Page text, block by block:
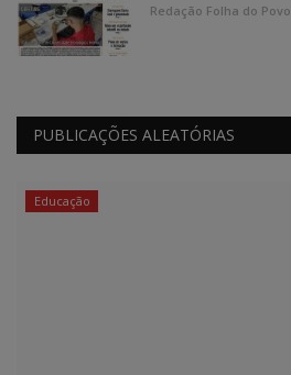
Redação Folha do Povo
PUBLICAÇÕES ALEATÓRIAS
Educação